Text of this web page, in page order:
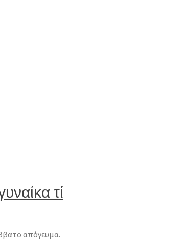
τί
απόγευμα.